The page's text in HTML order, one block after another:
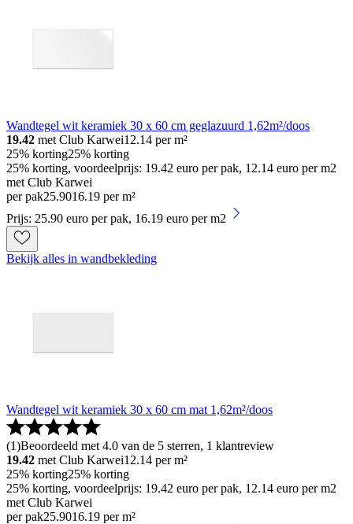
Wandtegel wit keramiek 30 x 60 cm geglazuurd 1,62m²/doos
19.42 met Club Karwei12.14 per m²
25% korting25% korting
25% korting, voordeelprijs: 19.42 euro per pak, 12.14 euro per m2
met Club Karwei
per pak25.9016.19 per m²
Prijs: 25.90 euro per pak, 16.19 euro per m2
Bekijk alles in wandbekleding
Wandtegel wit keramiek 30 x 60 cm mat 1,62m²/doos
(1)Beoordeeld met 4.0 van de 5 sterren, 1 klantreview
19.42 met Club Karwei12.14 per m²
25% korting25% korting
25% korting, voordeelprijs: 19.42 euro per pak, 12.14 euro per m2
met Club Karwei
per pak25.9016.19 per m²